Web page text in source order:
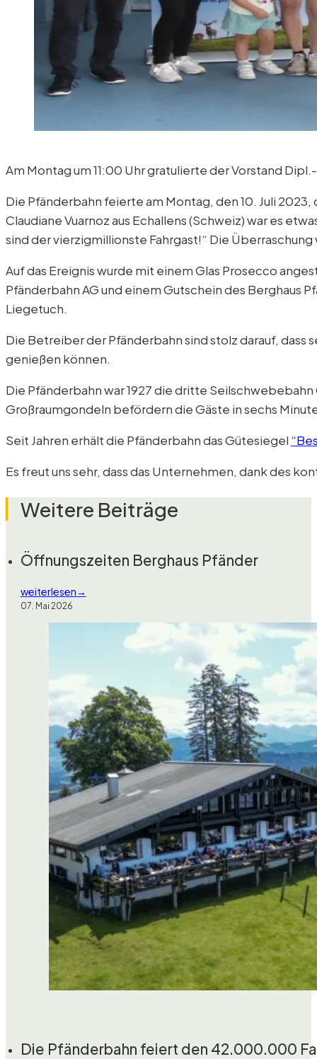
Am Montag um 11:00 Uhr gratulierte der Vorstand
Die Pfänderbahn feierte am Montag, den 10. Juli
Claudiane Vuarnoz aus Echallens (Schweiz) war es
sind der vierzigmillionste Fahrgast!“ Die
Auf das Ereignis wurde mit einem Glas Prosecco
Pfänderbahn AG und einem Gutschein des Berghaus
Liegetuch.
Die Betreiber der Pfänderbahn sind stolz darauf, dass
genießen können.
Die Pfänderbahn war 1927 die dritte
Großraumgondeln befördern die Gäste in sechs
Seit Jahren erhält die Pfänderbahn das Gütesiegel
Es freut uns sehr, dass das Unternehmen, dank des
Weitere Beiträge
Öffnungszeiten Berghaus Pfänder
weiterlesen
07. Mai 2026
Die Pfänderbahn feiert den 42.000.000